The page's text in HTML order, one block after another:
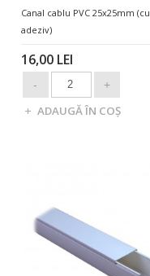
Canal cablu PVC 25x25mm (cu
adeziv)
16,00 LEI